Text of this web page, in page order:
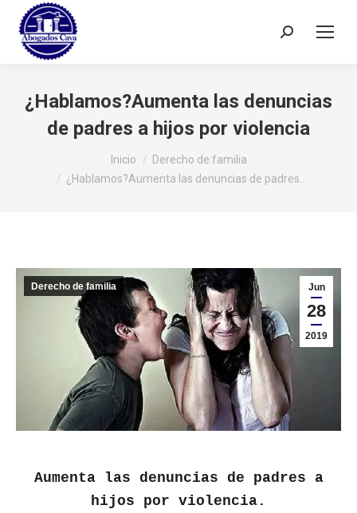
Buscar:
¿Hablamos?Aumenta las denuncias
de padres a hijos por violencia
Inicio
Derecho de familia
¿Hablamos?Aumenta las denuncias de padres…
Jun
28
2019
Derecho de familia
Aumenta las denuncias de padres a
hijos por violencia.